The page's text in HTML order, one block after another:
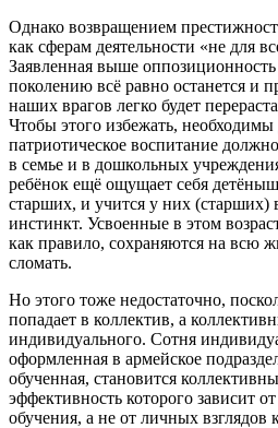
Однако возвращением
как сферам деятельности «не для
Заявленная выше
поколению всё равно останется и
наших врагов легко будет
Чтобы этого избежать,
патриотическое воспитание
в семье и в дошкольных
ребёнок ещё ощущает себя
старших, и учится у них
инстинкт. Усвоенные в этом
как правило, сохраняются на всю
сломать.
Но этого тоже недостаточно,
попадает в коллектив, а
индивидуального. Сотня
оформленная в армейское
обученная, становится
эффективность которого зависит
обучения, а не от личных взглядов